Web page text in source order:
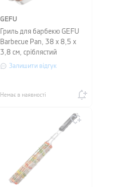
GEFU
Гриль для барбекю GEFU
Barbecue Pan, 38 х 8,5 х
3,8 см, сріблястий
Залишити відгук
Немає в наявності